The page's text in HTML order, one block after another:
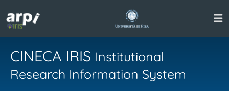
CINECA IRIS Institutional
Research Information System